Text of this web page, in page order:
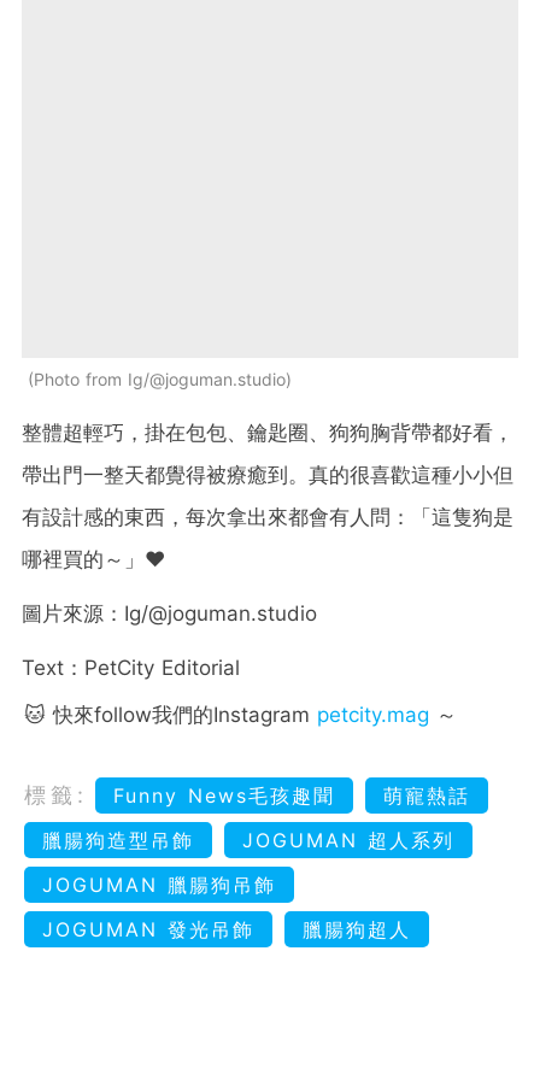
Photo from Ig/@joguman.studio
整體超輕巧，掛在包包、鑰匙圈、狗狗胸背帶都好看，
帶出門一整天都覺得被療癒到。真的很喜歡這種小小但
有設計感的東西，每次拿出來都會有人問：「這隻狗是
哪裡買的～」❤️
圖片來源：Ig/@joguman.studio
Text：PetCity Editorial
🐱 快來follow我們的Instagram petcity.mag ～
標籤: Funny News毛孩趣聞
萌寵熱話
臘腸狗造型吊飾
JOGUMAN 超人系列
JOGUMAN 臘腸狗吊飾
JOGUMAN 發光吊飾
臘腸狗超人